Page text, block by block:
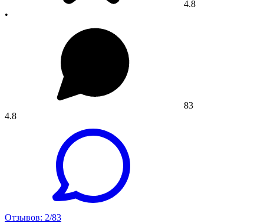
4.8
•
83
4.8
Отзывов: 2/83